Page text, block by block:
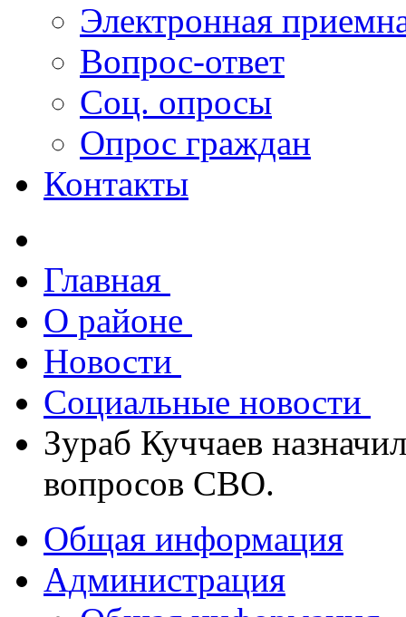
Электронная
Вопрос-ответ
Соц. опросы
Опрос граждан
Контакты
Главная
О районе
Новости
Социальные новости
Зураб Куччаев
вопросов СВО.
Общая информация
Администрация